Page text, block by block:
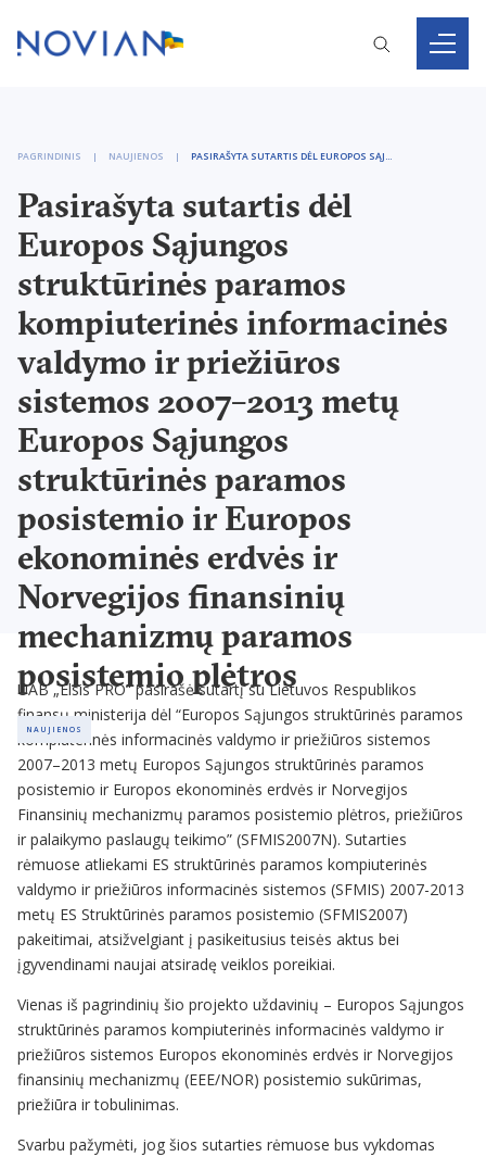
PAGRINDINIS NAUJIENOS PASIRAŠYTA SUTARTIS DĖL EUROPOS SĄJUNGOS STRUKTŪRINĖS PARAMOS KOMPIUTERINĖS INFORMACINĖS VALDYMO IR PRIEŽIŪROS SISTEMOS 2007–2013 METŲ EUROPOS SĄJUNGOS STRUKTŪRINĖS PARAMOS POSISTEMIO IR EUROPOS EKONOMINĖS ERDVĖS IR NORVEGIJOS FINANSINIŲ MECHANIZMŲ PARAMOS POSISTEMIO PLĖTROS
Pasirašyta sutartis dėl
Europos Sąjungos
struktūrinės paramos
kompiuterinės informacinės
valdymo ir priežiūros
sistemos 2007–2013 metų
Europos Sąjungos
struktūrinės paramos
posistemio ir Europos
ekonominės erdvės ir
Norvegijos finansinių
mechanizmų paramos
posistemio plėtros
NAUJIENOS 2013 / 10 / 16 MIN. SKAITYMO
UAB „Elsis PRO“ pasirašė sutartį su Lietuvos Respublikos
finansų ministerija dėl “Europos Sąjungos struktūrinės paramos
kompiuterinės informacinės valdymo ir priežiūros sistemos
2007–2013 metų Europos Sąjungos struktūrinės paramos
posistemio ir Europos ekonominės erdvės ir Norvegijos
Finansinių mechanizmų paramos posistemio plėtros, priežiūros
ir palaikymo paslaugų teikimo” (SFMIS2007N). Sutarties
rėmuose atliekami ES struktūrinės paramos kompiuterinės
valdymo ir priežiūros informacinės sistemos (SFMIS) 2007-2013
metų ES Struktūrinės paramos posistemio (SFMIS2007)
pakeitimai, atsižvelgiant į pasikeitusius teisės aktus bei
įgyvendinami naujai atsiradę veiklos poreikiai.
Vienas iš pagrindinių šio projekto uždavinių – Europos Sąjungos
struktūrinės paramos kompiuterinės informacinės valdymo ir
priežiūros sistemos Europos ekonominės erdvės ir Norvegijos
finansinių mechanizmų (EEE/NOR) posistemio sukūrimas,
priežiūra ir tobulinimas.
Svarbu pažymėti, jog šios sutarties rėmuose bus vykdomas